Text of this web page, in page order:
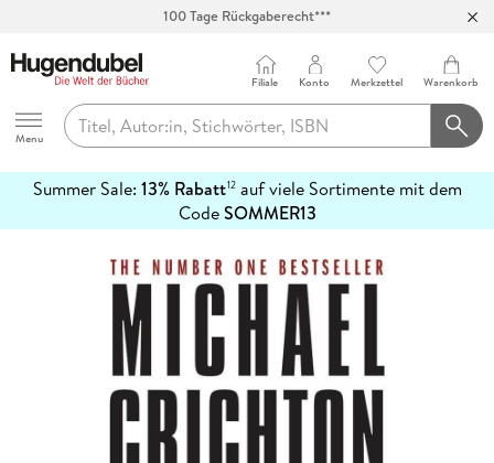
Abholung in über 100 Filialen
Hugendubel
Menu
Filiale Konto Merkzettel Warenkorb
Summer Sale: 13% Rabatt12auf viele Sortimente mit dem
CodeSOMMER13
erfahren